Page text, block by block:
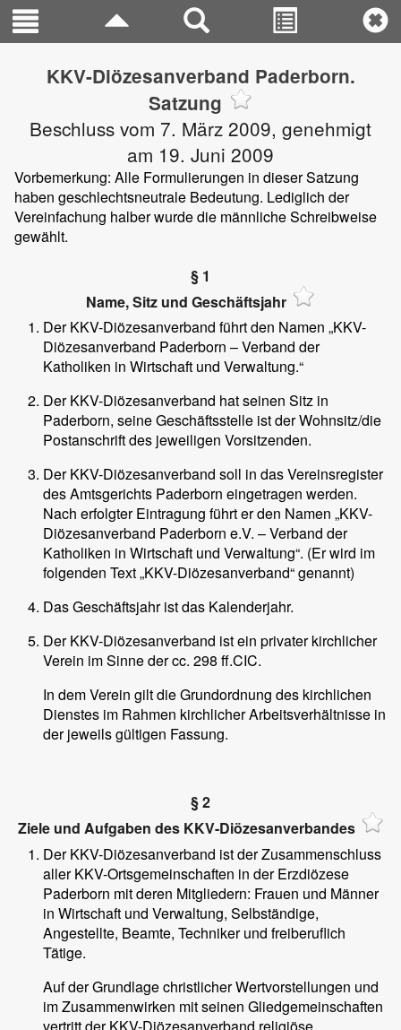
KKV-Diözesanverband Paderborn.
Satzung
Beschluss vom 7. März 2009, genehmigt
am 19. Juni 2009
Vorbemerkung: Alle Formulierungen in dieser Satzung
haben geschlechtsneutrale Bedeutung. Lediglich der
Vereinfachung halber wurde die männliche Schreibweise
gewählt.
§ 1
Name, Sitz und Geschäftsjahr
Der KKV-Diözesanverband führt den Namen „KKV-
Diözesanverband Paderborn – Verband der
Katholiken in Wirtschaft und Verwaltung.“
Der KKV-Diözesanverband hat seinen Sitz in
Paderborn, seine Geschäftsstelle ist der Wohnsitz/die
Postanschrift des jeweiligen Vorsitzenden.
Der KKV-Diözesanverband soll in das Vereinsregister
des Amtsgerichts Paderborn eingetragen werden.
Nach erfolgter Eintragung führt er den Namen „KKV-
Diözesanverband Paderborn e.V. – Verband der
Katholiken in Wirtschaft und Verwaltung“. (Er wird im
folgenden Text „KKV-Diözesanverband“ genannt)
Das Geschäftsjahr ist das Kalenderjahr.
Der KKV-Diözesanverband ist ein privater kirchlicher
Verein im Sinne der cc. 298 ff.CIC.
In dem Verein gilt die Grundordnung des kirchlichen
Dienstes im Rahmen kirchlicher Arbeitsverhältnisse in
der jeweils gültigen Fassung.
§ 2
Ziele und Aufgaben des KKV-Diözesanverbandes
Der KKV-Diözesanverband ist der Zusammenschluss
aller KKV-Ortsgemeinschaften in der Erzdiözese
Paderborn mit deren Mitgliedern: Frauen und Männer
in Wirtschaft und Verwaltung, Selbständige,
Angestellte, Beamte, Techniker und freiberuflich
Tätige.
Auf der Grundlage christlicher Wertvorstellungen und
im Zusammenwirken mit seinen Gliedgemeinschaften
vertritt der KKV-Diözesanverband religiöse,